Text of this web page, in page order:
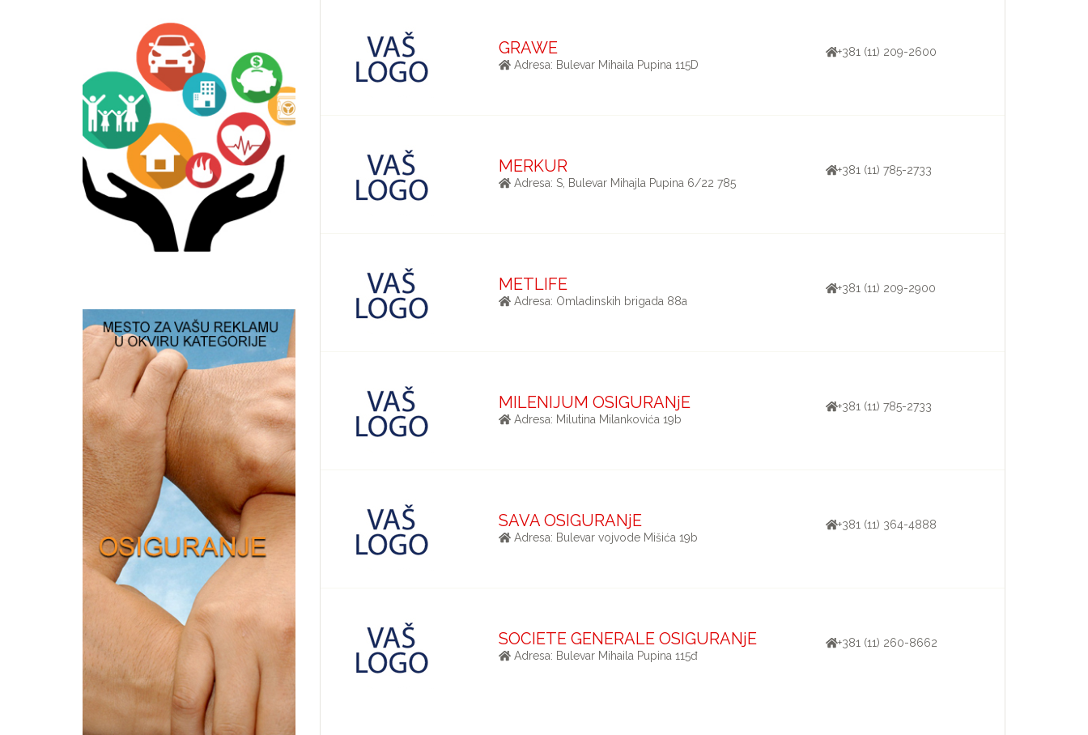
GRAWE
Adresa: Bulevar Mihaila Pupina 115D
+381 (11) 209-2600
MERKUR
Adresa: S, Bulevar Mihajla Pupina 6/22 785
+381 (11) 785-2733
METLIFE
Adresa: Omladinskih brigada 88a
+381 (11) 209-2900
MILENIJUM OSIGURANjE
Adresa: Milutina Milankovića 19b
+381 (11) 785-2733
SAVA OSIGURANjE
Adresa: Bulevar vojvode Mišića 19b
+381 (11) 364-4888
SOCIETE GENERALE OSIGURANjE
Adresa: Bulevar Mihaila Pupina 115đ
+381 (11) 260-8662